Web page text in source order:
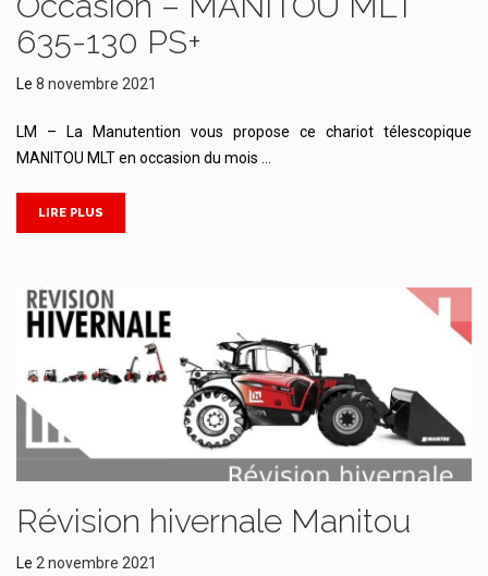
635-130 PS+
Le 8 novembre 2021
LM – La Manutention vous propose ce chariot télescopique
MANITOU MLT en occasion du mois …
LIRE PLUS
Révision hivernale Manitou
Le 2 novembre 2021